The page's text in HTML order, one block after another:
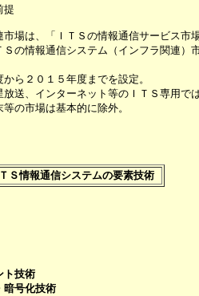
提
市場は、「ＩＴＳの情報通信サービス市
の情報通信システム（インフラ関連）
ら２０１５年度までを設定。
放送、インターネット等のＩＴＳ専用で
の市場は基本的に除外。
Ｓ情報通信システムの要素技術
ト技術
暗号化技術